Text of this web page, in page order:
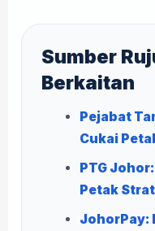
Sumber
Berkaitan
Pejabat
Cukai
PTG
Petak
JohorPay: